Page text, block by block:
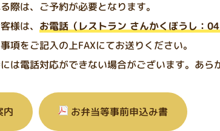
際は、ご予約が必要となります。
様は、 お電話（レストラン さんかくぼうし：
項をご記入の上FAXにてお送りください。
は電話対応ができない場合がございます。あら
内 お弁当等事前申込み書